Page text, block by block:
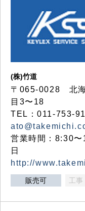
(株)竹道
〒065-0028 北海
目3〜18
TEL：011-753-
営業時間：8:30
日
http://
販売可 工事